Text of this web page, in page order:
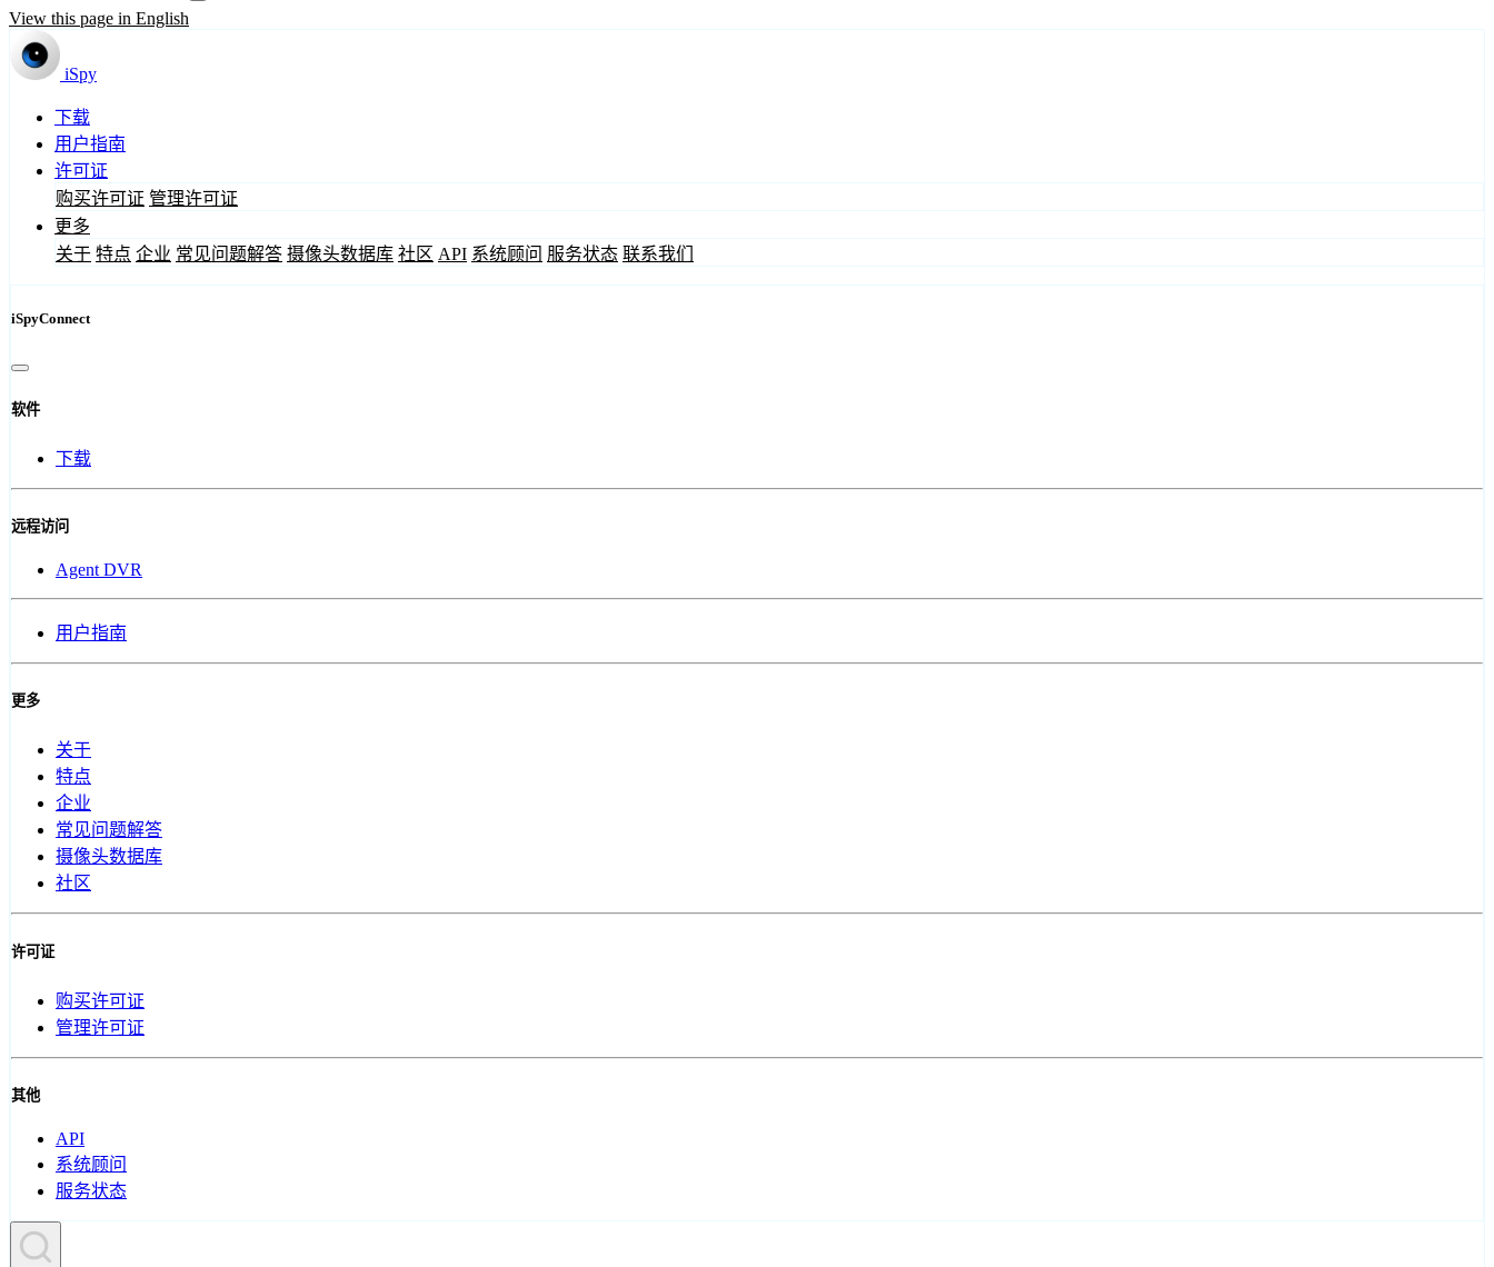
View this page in English
iSpy
下载
用户指南
许可证
购买许可证 管理许可证
更多
关于 特点 企业 常见问题解答 摄像头数据库 社区 API 系统顾问 服务状态 联系我们
iSpyConnect
软件
下载
远程访问
Agent DVR
用户指南
更多
关于
特点
企业
常见问题解答
摄像头数据库
社区
许可证
购买许可证
管理许可证
其他
API
系统顾问
服务状态